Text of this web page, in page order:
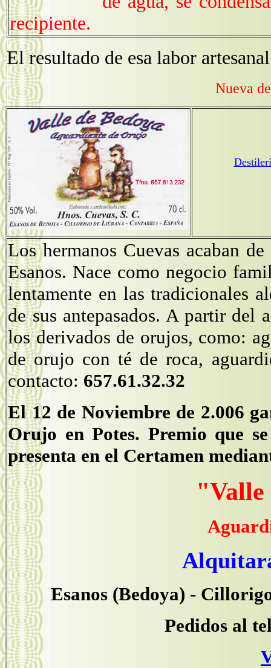
recipiente.
El resultado de esa labor
Nueva
Los hermanos Cuevas acaban
Esanos. Nace como negocio
lentamente en las tradicionales
de sus antepasados. A partir del
los derivados de orujos, como:
de orujo con té de roca,
contacto: 657.61.32.32
El 12 de Noviembre de 2.006
Orujo en Potes. Premio que
presenta en el Certamen
"Valle
Esanos (Bedoya) -
Pedidos al